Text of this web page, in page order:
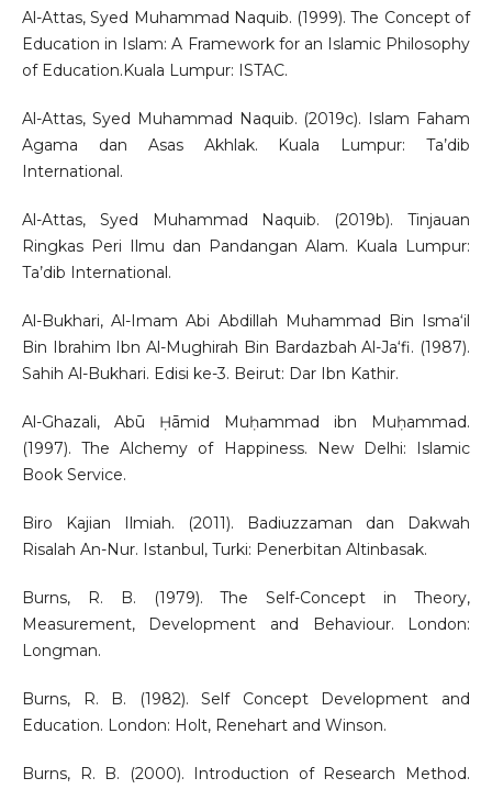
Al-Attas, Syed Muhammad Naquib. (1999). The Concept of
Education in Islam: A Framework for an Islamic Philosophy
of Education.Kuala Lumpur: ISTAC.
Al-Attas, Syed Muhammad Naquib. (2019c). Islam Faham
Agama dan Asas Akhlak. Kuala Lumpur: Ta’dib
International.
Al-Attas, Syed Muhammad Naquib. (2019b). Tinjauan
Ringkas Peri Ilmu dan Pandangan Alam. Kuala Lumpur:
Ta’dib International.
Al-Bukhari, Al-Imam Abi Abdillah Muhammad Bin Isma‘il
Bin Ibrahim Ibn Al-Mughirah Bin Bardazbah Al-Ja‘fi. (1987).
Sahih Al-Bukhari. Edisi ke-3. Beirut: Dar Ibn Kathir.
Al-Ghazali, Abū Ḥāmid Muḥammad ibn Muḥammad.
(1997). The Alchemy of Happiness. New Delhi: Islamic
Book Service.
Biro Kajian Ilmiah. (2011). Badiuzzaman dan Dakwah
Risalah An-Nur. Istanbul, Turki: Penerbitan Altinbasak.
Burns, R. B. (1979). The Self-Concept in Theory,
Measurement, Development and Behaviour. London:
Longman.
Burns, R. B. (1982). Self Concept Development and
Education. London: Holt, Renehart and Winson.
Burns, R. B. (2000). Introduction of Research Method.